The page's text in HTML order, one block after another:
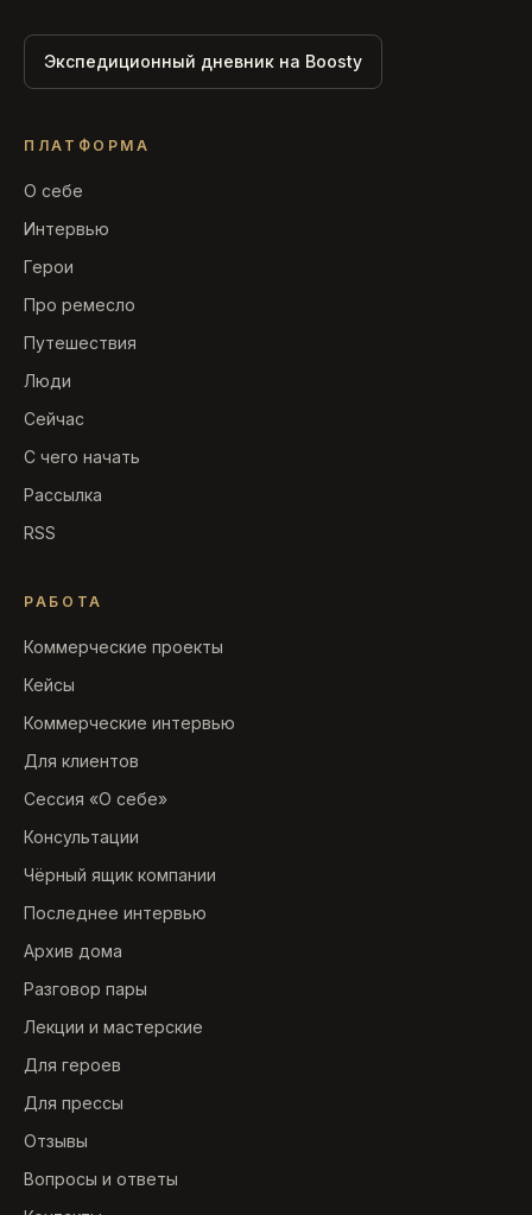
Экспедиционный дневник на Boosty
ПЛАТФОРМА
О себе
Интервью
Герои
Про ремесло
Путешествия
Люди
Сейчас
С чего начать
Рассылка
RSS
РАБОТА
Коммерческие проекты
Кейсы
Коммерческие интервью
Для клиентов
Сессия «О себе»
Консультации
Чёрный ящик компании
Последнее интервью
Архив дома
Разговор пары
Лекции и мастерские
Для героев
Для прессы
Отзывы
Вопросы и ответы